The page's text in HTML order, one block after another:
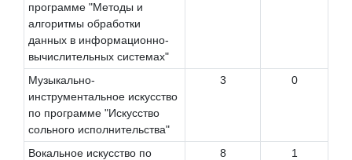
программе "Методы и
алгоритмы обработки
данных в информационно-
вычислительных системах"
Музыкально-
инструментальное искусство
по программе "Искусство
сольного исполнительства"
3 0
Вокальное искусство по
8 1